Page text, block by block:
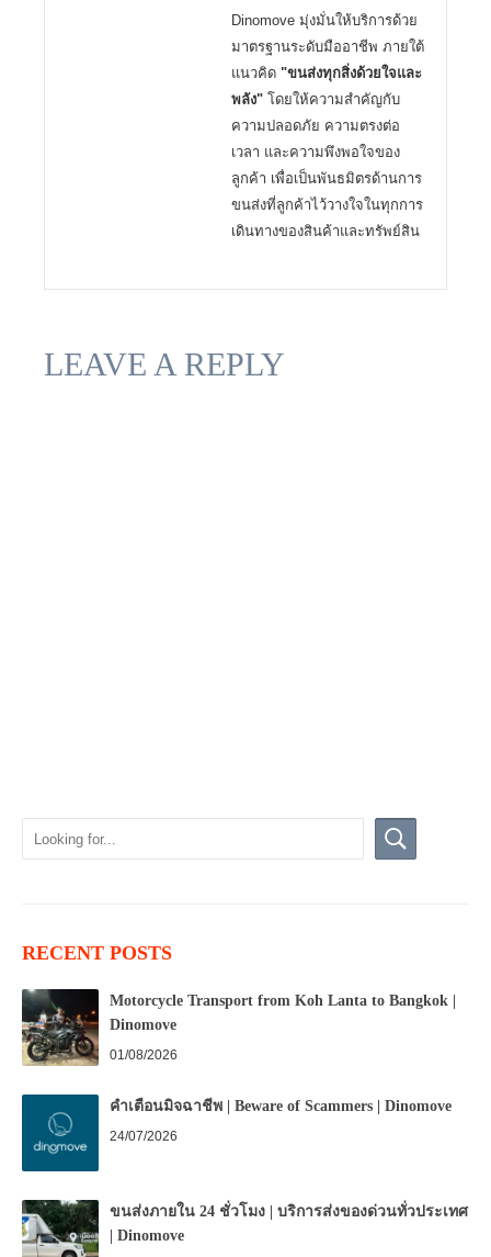
Dinomove มุ่งมั่นให้บริการด้วย
มาตรฐานระดับมืออาชีพ ภายใต้
แนวคิด "ขนส่งทุกสิ่งด้วยใจและ
พลัง" โดยให้ความสำคัญกับ
ความปลอดภัย ความตรงต่อ
เวลา และความพึงพอใจของ
ลูกค้า เพื่อเป็นพันธมิตรด้านการ
ขนส่งที่ลูกค้าไว้วางใจในทุกการ
เดินทางของสินค้าและทรัพย์สิน
LEAVE A REPLY
RECENT POSTS
Motorcycle Transport from Koh Lanta to Bangkok |
Dinomove
01/08/2026
คำเตือนมิจฉาชีพ | Beware of Scammers | Dinomove
24/07/2026
ขนส่งภายใน 24 ชั่วโมง | บริการส่งของด่วนทั่วประเทศ
| Dinomove